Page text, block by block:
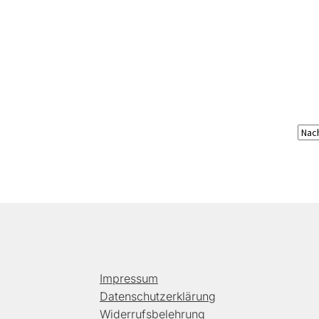
Impressum
Datenschutzerklärung
Widerrufsbelehrung